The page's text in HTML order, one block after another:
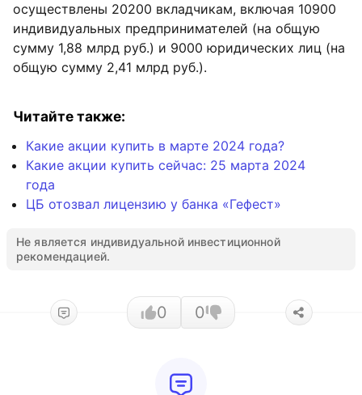
осуществлены 20200 вкладчикам, включая 10900
индивидуальных предпринимателей (на общую
сумму 1,88 млрд руб.) и 9000 юридических лиц (на
общую сумму 2,41 млрд руб.).
Читайте также:
Какие акции купить в марте 2024 года?
Какие акции купить сейчас: 25 марта 2024
года
ЦБ отозвал лицензию у банка «Гефест»
Не является индивидуальной инвестиционной
рекомендацией.
0 0